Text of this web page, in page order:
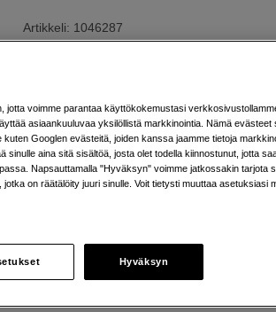
Artikkeli: 1046287
Verkkokauppa:Varastossa
Helsingin myymälä: Varastotilanne
15 kpl ääni ja mikrorummut
16 kpl punch-in arpeggio- ja
jotta voimme parantaa käyttökokemustasi
asiaankuuluvaa yksilöllistä markkinointia. Nämä evästeet
Googlen evästeitä, joiden kanssa jaamme tietoja
sinulle aina sitä sisältöä, josta olet todella kiinnostunut, jotta
Napsauttamalla "Hyväksyn" voimme jatkossakin tarjota
on räätälöity juuri sinulle. Voit tietysti muuttaa asetuksiasi
Hyväksyn